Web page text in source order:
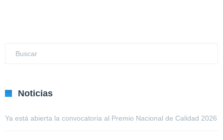
Noticias
Ya está abierta la convocatoria al Premio Nacional de Calidad 2026